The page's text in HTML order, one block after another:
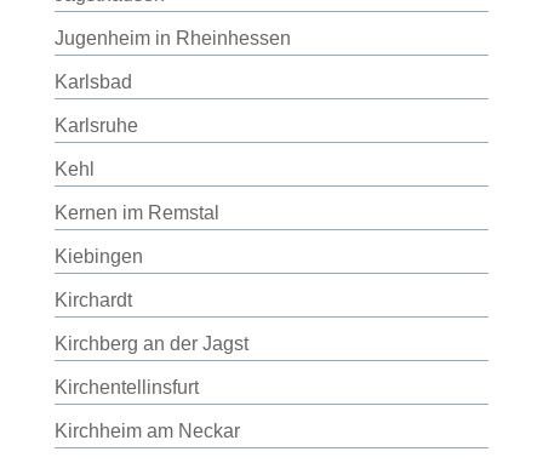
Jugenheim in Rheinhessen
Karlsbad
Karlsruhe
Kehl
Kernen im Remstal
Kiebingen
Kirchardt
Kirchberg an der Jagst
Kirchentellinsfurt
Kirchheim am Neckar